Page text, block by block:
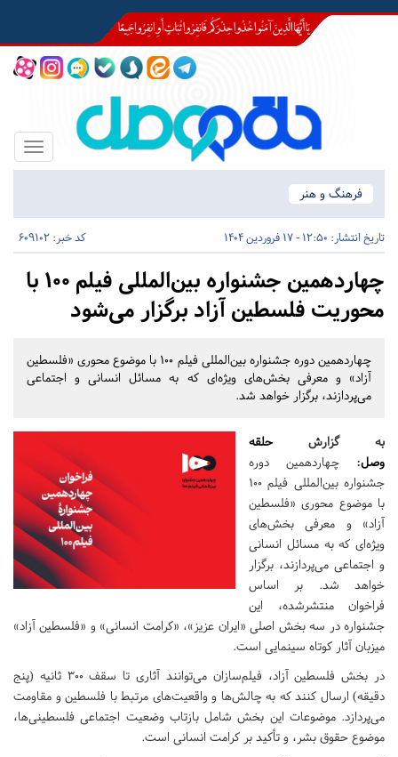
Toggle
فرهنگ و هنر
تاریخ انتشار: 12:50 - 17 فروردین 1404 کد خبر: 609102
چهاردهمین جشنواره بین‌المللی فیلم ۱۰۰ با
محوریت فلسطین آزاد برگزار می‌شود
چهاردهمین دوره جشنواره بین‌المللی فیلم ۱۰۰ با موضوع محوری «فلسطین
آزاد» و معرفی بخش‌های ویژه‌ای که به مسائل انسانی و اجتماعی
می‌پردازند، برگزار خواهد شد.
به گزارش حلقه
وصل: چهاردهمین دوره
جشنواره بین‌المللی فیلم ۱۰۰
با موضوع محوری «فلسطین
آزاد» و معرفی بخش‌های
ویژه‌ای که به مسائل انسانی
و اجتماعی می‌پردازند، برگزار
خواهد شد. بر اساس
فراخوان منتشرشده، این
جشنواره در سه بخش اصلی «ایران عزیز»، «کرامت انسانی» و «فلسطین آزاد»
میزبان آثار کوتاه سینمایی است.
در بخش فلسطین آزاد، فیلم‌سازان می‌توانند آثاری تا سقف ۳۰۰ ثانیه (پنج
دقیقه) ارسال کنند که به چالش‌ها و واقعیت‌های مرتبط با فلسطین و مقاومت
می‌پردازد. موضوعات این بخش شامل بازتاب وضعیت اجتماعی فلسطینی‌ها،
موضوع حقوق بشر، و تأکید بر کرامت انسانی است.